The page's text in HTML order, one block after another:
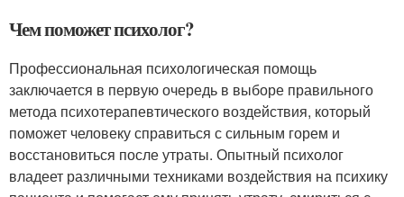
Чем поможет психолог?
Профессиональная психологическая помощь
заключается в первую очередь в выборе правильного
метода психотерапевтического воздействия, который
поможет человеку справиться с сильным горем и
восстановиться после утраты. Опытный психолог
владеет различными техниками воздействия на психику